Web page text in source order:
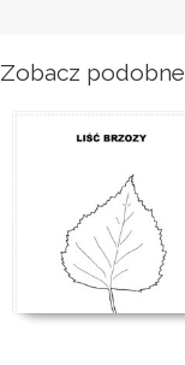
Zobacz podobne